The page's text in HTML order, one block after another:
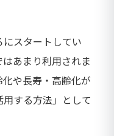
スタートしてい
あまり利用されま
や長寿・高齢化が
する方法」として